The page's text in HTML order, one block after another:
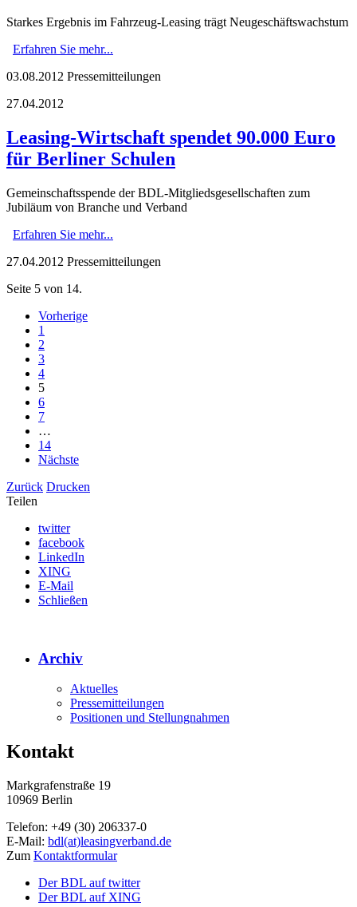
Starkes Ergebnis im Fahrzeug-Leasing trägt Neugeschäftswachstum
Erfahren Sie mehr...
03.08.2012 Pressemitteilungen
27.04.2012
Leasing-Wirtschaft spendet 90.000 Euro
für Berliner Schulen
Gemeinschaftsspende der BDL-Mitgliedsgesellschaften zum
Jubiläum von Branche und Verband
Erfahren Sie mehr...
27.04.2012 Pressemitteilungen
Seite 5 von 14.
Vorherige
1
2
3
4
5
6
7
…
14
Nächste
Zurück Drucken
Teilen
twitter
facebook
LinkedIn
XING
E-Mail
Schließen
Archiv
Aktuelles
Pressemitteilungen
Positionen und Stellungnahmen
Kontakt
Markgrafenstraße 19
10969 Berlin
Telefon: +49 (30) 206337-0
E-Mail: bdl(at)leasingverband.de
Zum Kontaktformular
Der BDL auf twitter
Der BDL auf XING